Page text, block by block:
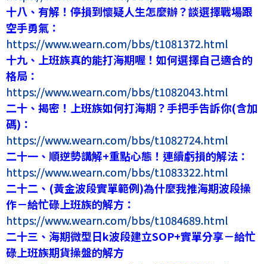
十八、有解！停損到懷疑人生怎麼辦？談選擇戰場跟
空手勇氣：
https://www.wearn.com/bbs/t1081372.html
十九、上班族真的能打海期喔！如何選擇自己適合的
格局：
https://www.wearn.com/bbs/t1082043.html
二十、揭密！上班族如何打海期？手把手告訴你(含加
碼)：
https://www.wearn.com/bbs/t1082724.html
二十一、順逆勢講解+重點心態！連續虧損的解法：
https://www.wearn.com/bbs/t1083322.html
二十二、(黃金波段實單範例)為什麼我推海期波段操
作－給忙碌上班族的解方：
https://www.wearn.com/bbs/t1084689.html
二十三、海期微型日k波段建立SOP+實單分享－給忙
碌上班族期貨操盤的解方